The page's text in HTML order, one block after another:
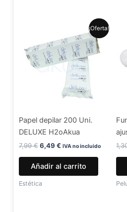
¡Oferta!
Papel depilar 200 Uni.
DELUXE H2oAkua
7,99€
original
era:
7,99 €.
6,49 €
precio
actual
es:
6,49 €.
IVA no incluido
Añadir al carrito
Estética